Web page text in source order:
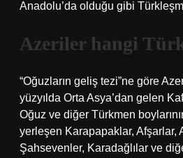
Anadolu’da olduğu gibi
Azeriler hangi
“Oğuzların geliş tezi”ne göre
yüzyılda Orta Asya’dan gelen
Oğuz ve diğer Türkmen
yerleşen Karapapaklar, Afşarlar,
Şahsevenler, Karadağlılar ve